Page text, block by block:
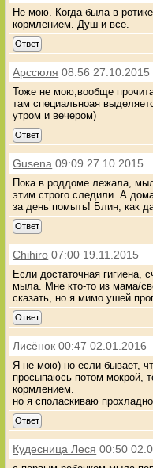
Не мою. Когда была в
кормлением. Душ и все.
Ответ
Арссюля 08:56 27.10.2015
Тоже не мою,вообще
там специальноая
утром и вечером)
Ответ
Gusena 09:09 27.10.2015
Пока в роддоме лежала,
этим строго следили. А
за день помыть! Блин, как
Ответ
Chihiro 07:00 19.11.2015
Если достаточная гигиена,
мыла. Мне кто-то из мама/
сказать, но я мимо ушей
Ответ
Лисёнок 00:47 02.01.2016
Я не мою) но если бывает,
просыпаюсь потом мокрой,
кормлением.
но я споласкиваю
Ответ
Кудесница Леся 00:50